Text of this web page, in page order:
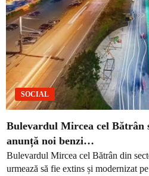
SOCIAL
Bulevardul Mircea cel Bătrân
anunță noi benzi…
Bulevardul Mircea cel Bătrân din
urmează să fie extins și modernizat